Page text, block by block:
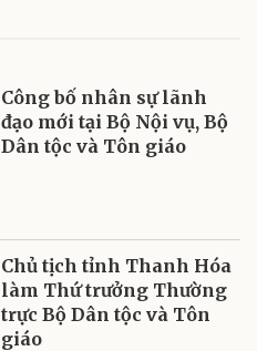
Công bố nhân sự lãnh
đạo mới tại Bộ Nội vụ, Bộ
Dân tộc và Tôn giáo
Chủ tịch tỉnh Thanh Hóa
làm Thứ trưởng Thường
trực Bộ Dân tộc và Tôn
giáo